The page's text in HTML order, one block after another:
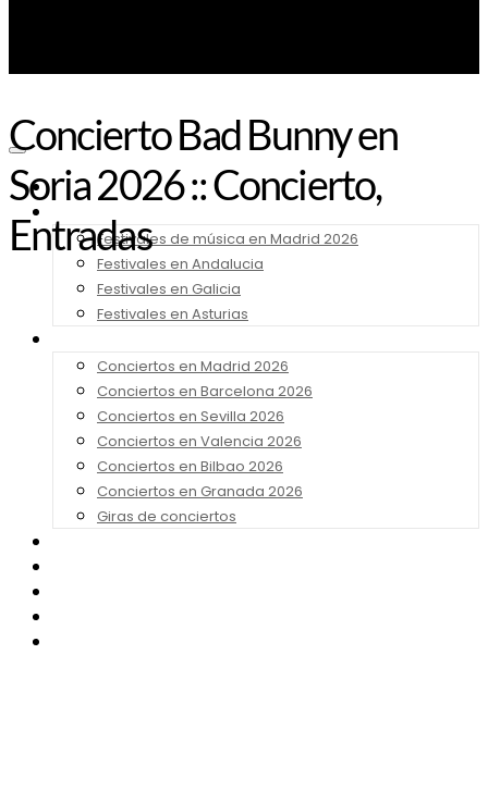
Noticias
Festivales de música en Madrid 2026
Festivales en Andalucia
Festivales en Galicia
Festivales en Asturias
Conciertos en Madrid 2026
Conciertos en Barcelona 2026
Conciertos en Sevilla 2026
Conciertos en Valencia 2026
Conciertos en Bilbao 2026
Conciertos en Granada 2026
Giras de conciertos
Concierto Bad Bunny en
Soria 2026 :: Concierto,
Entradas